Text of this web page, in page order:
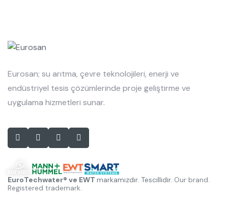
Eurosan; su arıtma, çevre teknolojileri, enerji ve
endüstriyel tesis çözümlerinde proje geliştirme ve
uygulama hizmetleri sunar.
EuroTechwater® ve EWT markamızdır. Tescillidir. Our brand.
Registered trademark.